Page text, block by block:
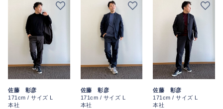
佐藤 彰彦
171cm / サイズ L
本社
佐藤 彰彦
171cm / サイズ L
本社
佐藤 彰彦
171cm / サイズ L
本社